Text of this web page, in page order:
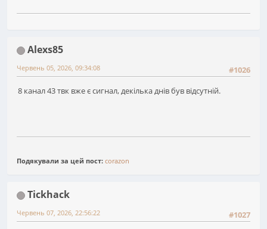
Alexs85
#1026
Червень 05, 2026, 09:34:08
8 канал 43 твк вже є сигнал, декілька днів був відсутній.
Подякували за цей пост: corazon
Tickhack
#1027
Червень 07, 2026, 22:56:22